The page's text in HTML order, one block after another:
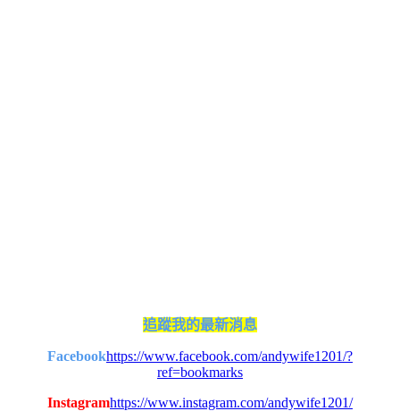
追蹤我的最新消息
Facebookhttps://www.facebook.com/andywife1201/?
ref=bookmarks
Instagramhttps://www.instagram.com/andywife1201/